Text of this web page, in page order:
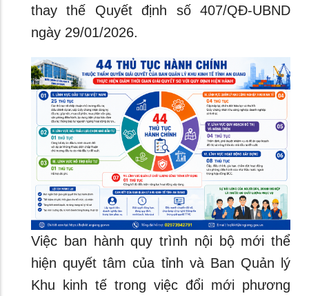
thay thế Quyết định số 407/QĐ-UBND
ngày 29/01/2026.
Việc ban hành quy trình nội bộ mới thể
hiện quyết tâm của tỉnh và Ban Quản lý
Khu kinh tế trong việc đổi mới phương